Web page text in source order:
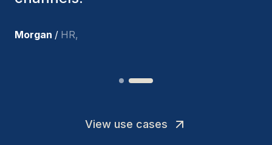
Joakin / Deputy-AMLCO
View use cases